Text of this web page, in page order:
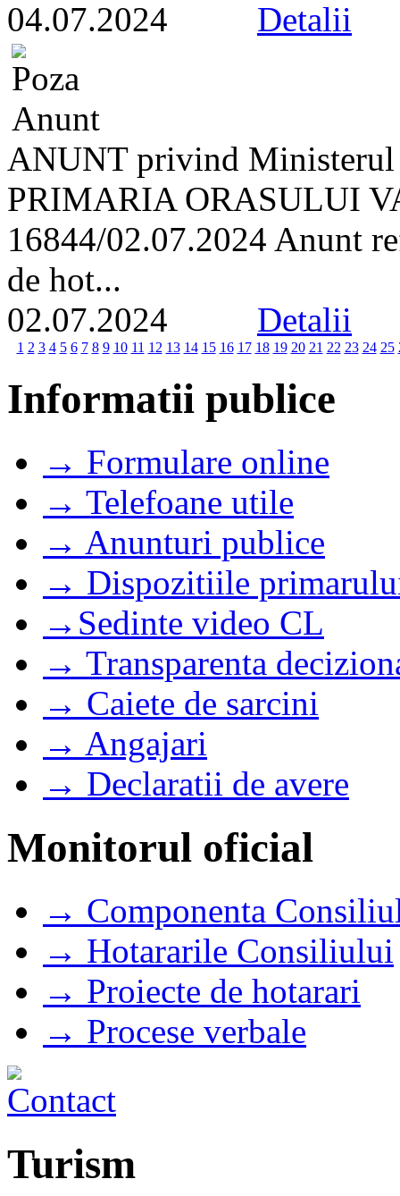
04.07.2024 Detalii
ANUNT privind
PRIMARIA ORASULUI
16844/02.07.2024 Anunt
de hot...
02.07.2024 Detalii
1 2 3 4 5 6 7 8 9 10 11 12 13 14 15 16 17 18 19 20 21 22 23 24 25
Informatii publice
→ Formulare online
→ Telefoane utile
→ Anunturi publice
→ Dispozitiile
→Sedinte video CL
→ Transparenta
→ Caiete de sarcini
→ Angajari
→ Declaratii de avere
Monitorul oficial
→ Componenta
→ Hotararile Consiliului
→ Proiecte de hotarari
→ Procese verbale
Turism